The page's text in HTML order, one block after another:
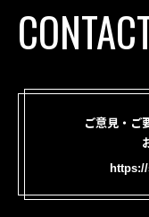
ご意見・ご